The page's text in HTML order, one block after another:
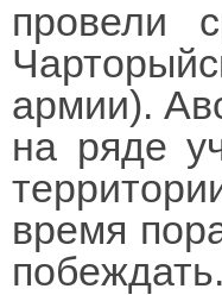
провели
армии).
на ряде
время
побеждать.